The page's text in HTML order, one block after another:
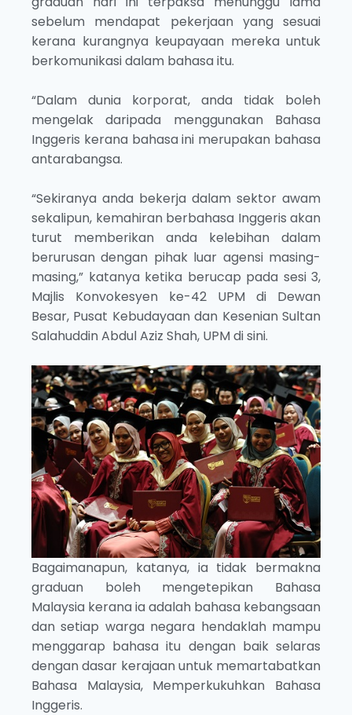
sebelum mendapat pekerjaan yang sesuai
kerana kurangnya keupayaan mereka untuk
berkomunikasi dalam bahasa itu.
“Dalam dunia korporat, anda tidak boleh
mengelak daripada menggunakan Bahasa
Inggeris kerana bahasa ini merupakan bahasa
antarabangsa.
“Sekiranya anda bekerja dalam sektor awam
sekalipun, kemahiran berbahasa Inggeris akan
turut memberikan anda kelebihan dalam
berurusan dengan pihak luar agensi masing-
masing,” katanya ketika berucap pada sesi 3,
Majlis Konvokesyen ke-42 UPM di Dewan
Besar, Pusat Kebudayaan dan Kesenian Sultan
Salahuddin Abdul Aziz Shah, UPM di sini.
Bagaimanapun, katanya, ia tidak bermakna
graduan boleh mengetepikan Bahasa
Malaysia kerana ia adalah bahasa kebangsaan
dan setiap warga negara hendaklah mampu
menggarap bahasa itu dengan baik selaras
dengan dasar kerajaan untuk memartabatkan
Bahasa Malaysia, Memperkukuhkan Bahasa
Inggeris.